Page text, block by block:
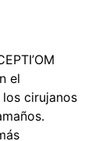
el
cirujanos